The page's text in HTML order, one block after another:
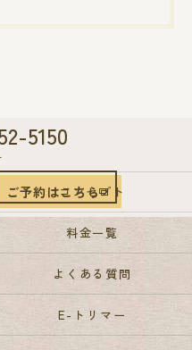
5150
ご予約はこちら
コンセプト
料金一覧
よくある質問
E-トリマー